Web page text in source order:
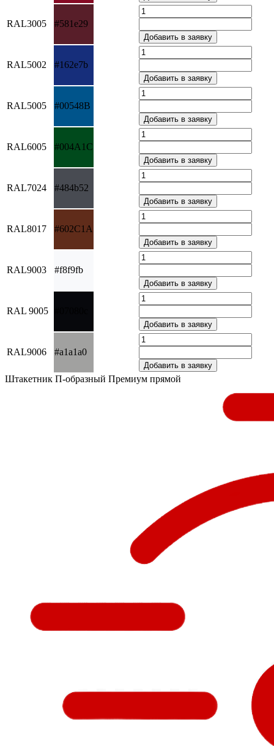
RAL3005 #581e29
RAL5002 #162e7b
RAL5005 #00548B
RAL6005 #004A1C
RAL7024 #484b52
RAL8017 #602C1A
RAL9003 #f8f9fb
RAL 9005
RAL9006 #a1a1a0
Штакетник П-образный Премиум прямой